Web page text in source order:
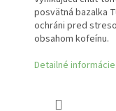
posvätná bazalka
ochráni pred
obsahom kofeínu.
Detailné informácie